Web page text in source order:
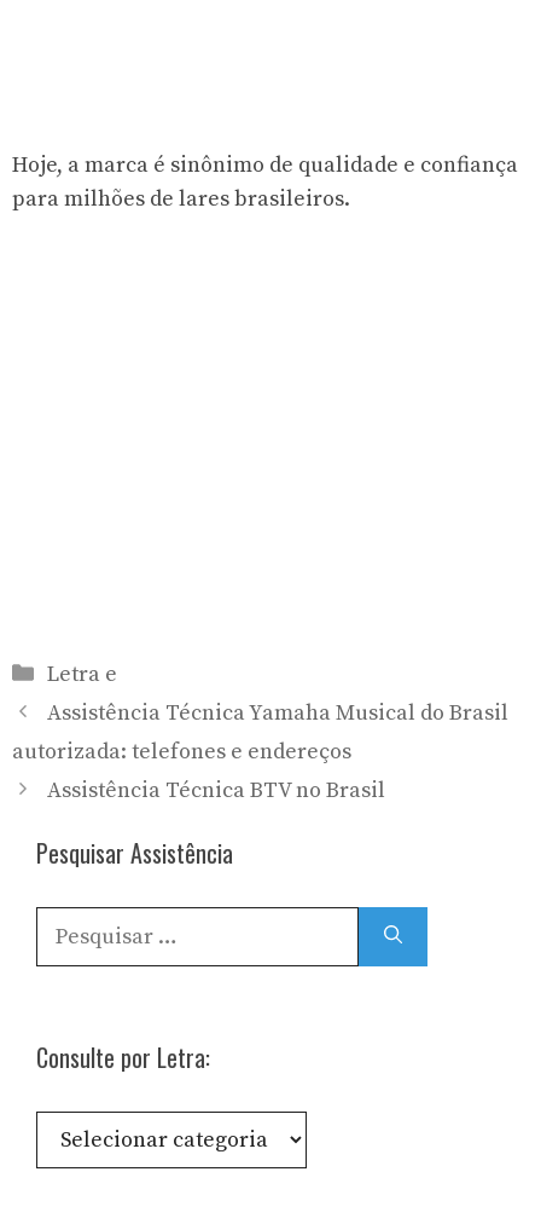
Hoje, a marca é sinônimo de qualidade e confiança
para milhões de lares brasileiros.
Categorias
Letra e
Assistência Técnica Yamaha Musical do Brasil
autorizada: telefones e endereços
Assistência Técnica BTV no Brasil
Pesquisar Assistência
por:
Consulte por Letra:
Consulte
por